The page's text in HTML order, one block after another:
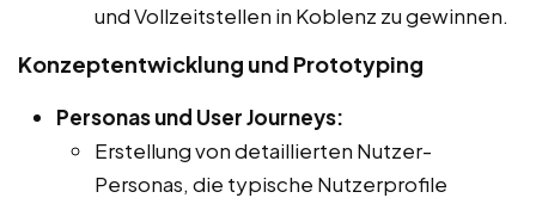
und Vollzeitstellen in Koblenz zu gewinnen.
Konzeptentwicklung und Prototyping
Personas und User Journeys:
Erstellung von detaillierten Nutzer-
Personas, die typische Nutzerprofile